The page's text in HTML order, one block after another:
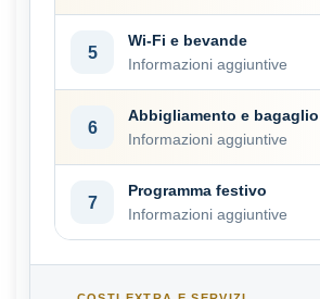
5
Wi-Fi e bevande
Informazioni aggiuntive
6
Abbigliamento e bagaglio
Informazioni aggiuntive
7
Programma festivo
Informazioni aggiuntive